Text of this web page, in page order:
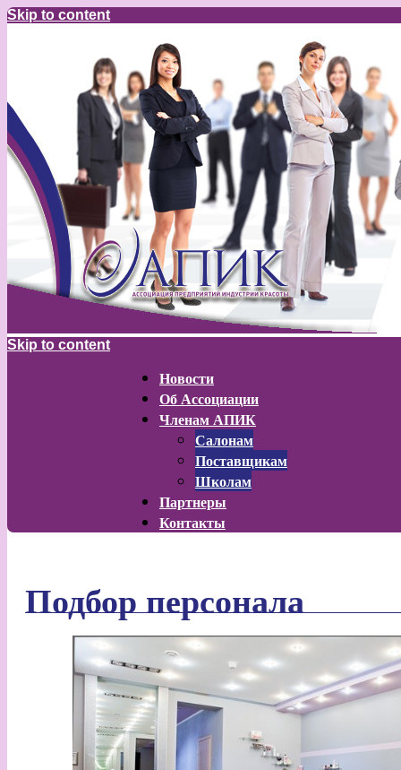
Skip to content
Skip to content
Новости
Об Ассоциации
Членам АПИК
Салонам
Поставщикам
Школам
Партнеры
Контакты
Подбор персонала